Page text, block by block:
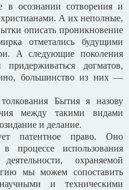
в осознании сотворения и
А их неполные,
описать проникновение
отметались будущими
А следующие поколения
догматов,
большинство из них —
Бытия я назову
между такими видами
и делание.
патентное право. Оно
процессе использования
охраняемой
мы можем сопоставить
и техническими